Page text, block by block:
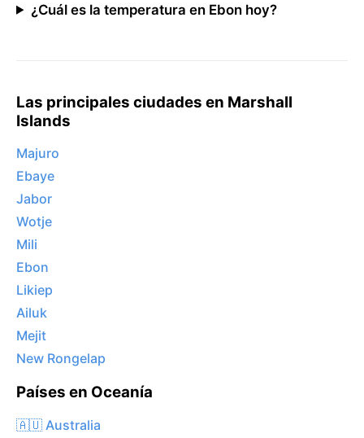
¿Cuál es la temperatura en Ebon hoy?
Las principales ciudades en Marshall
Islands
Majuro
Ebaye
Jabor
Wotje
Mili
Ebon
Likiep
Ailuk
Mejit
New Rongelap
Países en Oceanía
🇦🇺 Australia